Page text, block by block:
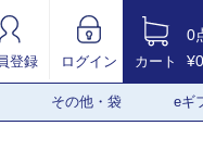
登録 ログイン カート
0
¥0
その他・袋 eギ